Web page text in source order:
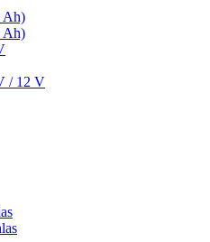
Ah)
Ah)
/ 12 V